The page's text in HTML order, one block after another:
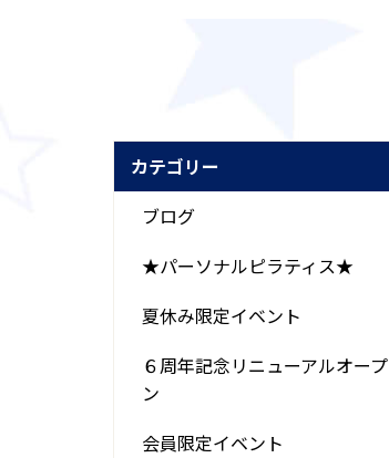
カテゴリー
ブログ
★パーソナルピラティス★
夏休み限定イベント
６周年記念リニューアルオープ
ン
会員限定イベント